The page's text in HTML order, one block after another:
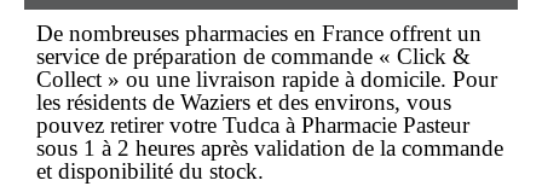
De nombreuses pharmacies en France offrent un
service de préparation de commande « Click &
Collect » ou une livraison rapide à domicile. Pour
les résidents de Waziers et des environs, vous
pouvez retirer votre Tudca à Pharmacie Pasteur
sous 1 à 2 heures après validation de la commande
et disponibilité du stock.